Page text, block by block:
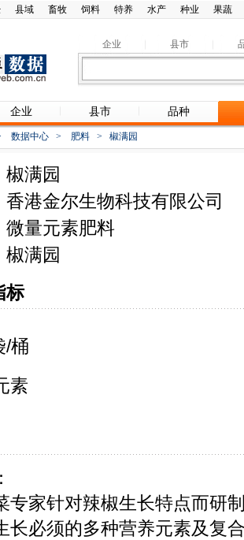
县域 畜牧 饲料 特养 水产 种业 果蔬
企业 县市
企业 县市 品种
数据中心 > 肥料 > 椒满园
椒满园
香港金尔生物科技有限公司
微量元素肥料
椒满园
标
/桶
素
专家针对辣椒生长特点而研
长必须的多种营养元素及复